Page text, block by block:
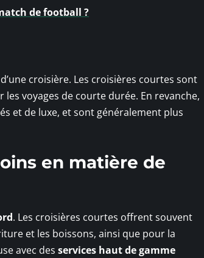
de football ?
croisière. Les croisières courtes sont
voyages de courte durée. En revanche,
et de luxe, et sont généralement plus
en matière de
. Les croisières courtes offrent souvent
et les boissons, ainsi que pour la
avec des services haut de gamme